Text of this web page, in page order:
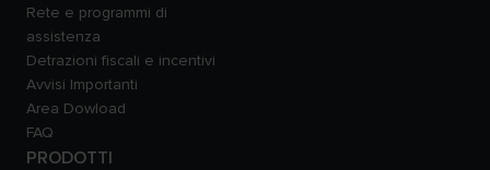
Rete e programmi di
assistenza
Detrazioni fiscali e incentivi
Avvisi Importanti
Area Dowload
FAQ
PRODOTTI